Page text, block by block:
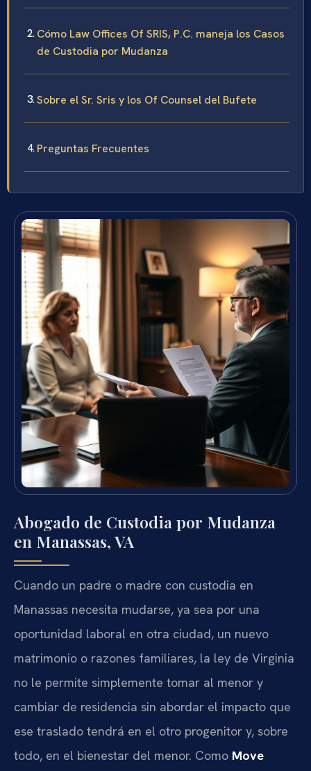
Cómo Law Offices Of SRIS, P.C. maneja los Casos
de Custodia por Mudanza
Sobre el Sr. Sris y los Of Counsel del Bufete
Preguntas Frecuentes
Abogado de Custodia por Mudanza
en Manassas, VA
Cuando un padre o madre con custodia en
Manassas necesita mudarse, ya sea por una
oportunidad laboral en otra ciudad, un nuevo
matrimonio o razones familiares, la ley de Virginia
no le permite simplemente tomar al menor y
cambiar de residencia sin abordar el impacto que
ese traslado tendrá en el otro progenitor y, sobre
todo, en el bienestar del menor. Como Move